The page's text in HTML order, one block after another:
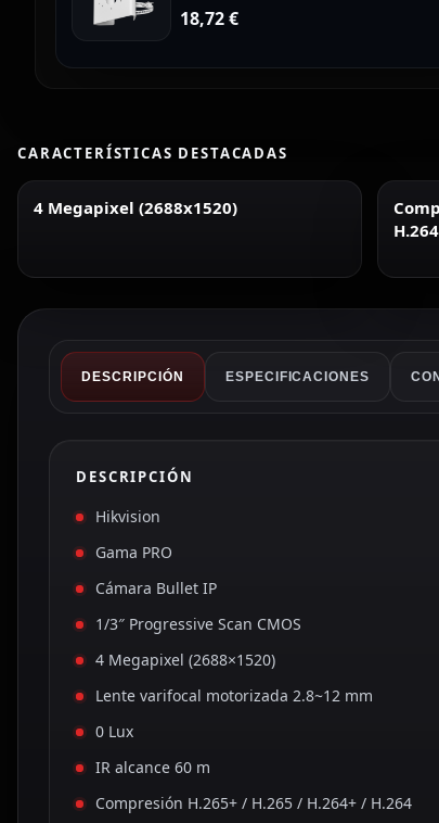
18,72€
CARACTERÍSTICAS DESTACADAS
4 Megapixel (2688x1520)
H.264
DESCRIPCIÓN ESPECIFICACIONES
DESCRIPCIÓN
Hikvision
Gama PRO
Cámara Bullet IP
1/3″ Progressive Scan CMOS
4 Megapixel (2688×1520)
Lente varifocal motorizada 2.8~12 mm
0 Lux
IR alcance 60 m
Compresión H.265+ / H.265 / H.264+ / H.264